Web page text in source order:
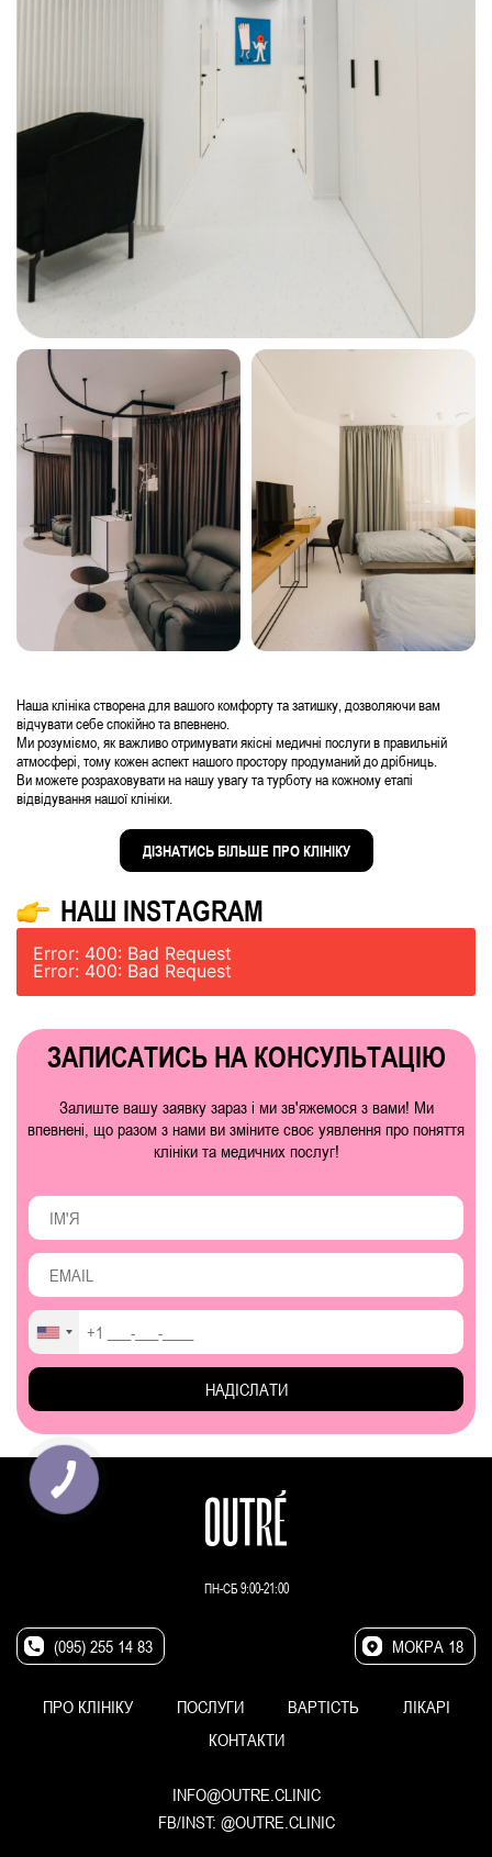
Наша клініка створена для вашого комфорту та затишку, дозволяючи вам
відчувати себе спокійно та впевнено.
Ми розуміємо, як важливо отримувати якісні медичні послуги в правильній
атмосфері, тому кожен аспект нашого простору продуманий до дрібниць.
Ви можете розраховувати на нашу увагу та турботу на кожному етапі
відвідування нашої клініки.
ДІЗНАТИСЬ БІЛЬШЕ ПРО КЛІНІКУ
НАШ INSTAGRAM
Error: 400: Bad Request
Error: 400: Bad Request
ЗАПИСАТИСЬ НА КОНСУЛЬТАЦІЮ
Залиште вашу заявку зараз і ми зв'яжемося з вами! Ми
впевнені, що разом з нами ви зміните своє уявлення про поняття
клініки та медичних послуг!
ПН-СБ 9:00-21:00
(095) 255 14 83 МОКРА 18
ПРО КЛІНІКУ ПОСЛУГИ ВАРТІСТЬ
ЛІКАРІ
КОНТАКТИ
INFO@OUTRE.CLINIC
FB/INST: @OUTRE.CLINIC